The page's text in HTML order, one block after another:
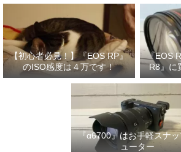
【初心者必見！】『EOS RP』
のISO感度は４万です！
『EOS
R8』に
『α6700』はお手軽スナ
ューター